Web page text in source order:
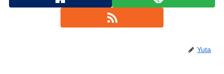
Yuta